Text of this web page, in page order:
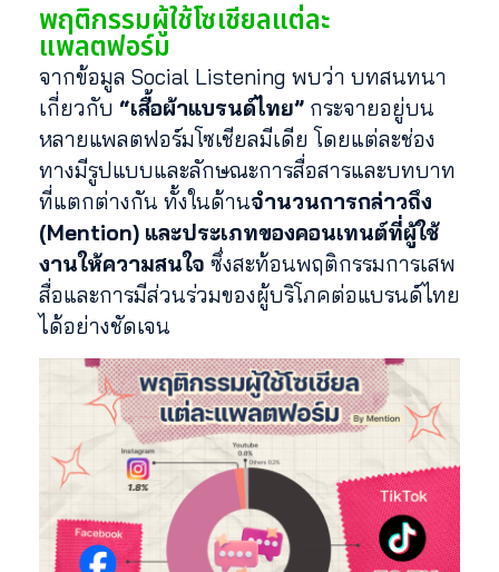
พฤติกรรมผู้ใช้โซเชียลแต่ละ
แพลตฟอร์ม
จากข้อมูล Social Listening พบว่า บทสนทนา
เกี่ยวกับ “เสื้อผ้าแบรนด์ไทย” กระจายอยู่บน
หลายแพลตฟอร์มโซเชียลมีเดีย โดยแต่ละช่อง
ทางมีรูปแบบและลักษณะการสื่อสารและบทบาท
ที่แตกต่างกัน ทั้งในด้านจำนวนการกล่าวถึง
(Mention) และประเภทของคอนเทนต์ที่ผู้ใช้
งานให้ความสนใจ ซึ่งสะท้อนพฤติกรรมการเสพ
สื่อและการมีส่วนร่วมของผู้บริโภคต่อแบรนด์ไทย
ได้อย่างชัดเจน